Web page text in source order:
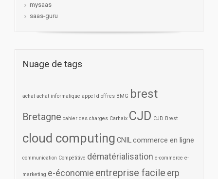
mysaas
saas-guru
Nuage de tags
achat achat informatique appel d'offres BMG brest
Bretagne cahier des charges Carhaix CJD CJD Brest
cloud computing CNILcommerce en ligne
communication Compétitive dématérialisation e-commerce e-
marketing e-économie entreprise facile erp